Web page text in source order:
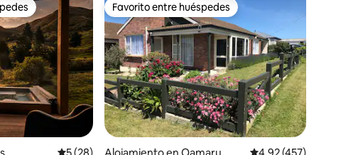
preferido Favorito entre huéspedes
Favorito entre huéspedes